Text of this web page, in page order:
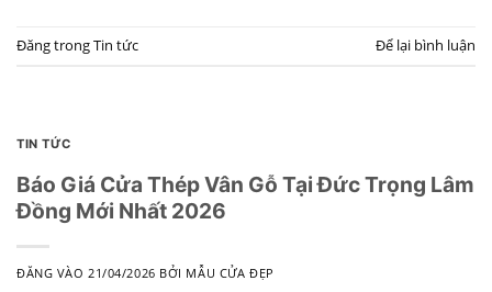
Đăng trongTin tức Để lại bình luận
TIN TỨC
Báo Giá Cửa Thép Vân Gỗ Tại Đức Trọng Lâm
Đồng Mới Nhất 2026
ĐĂNG VÀO21/04/2026 BỞI MẪU CỬA ĐẸP